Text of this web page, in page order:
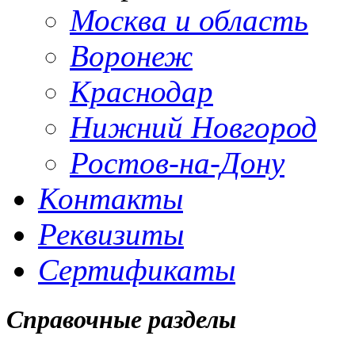
Москва и область
Воронеж
Краснодар
Нижний Новгород
Ростов-на-Дону
Контакты
Реквизиты
Сертификаты
Справочные разделы